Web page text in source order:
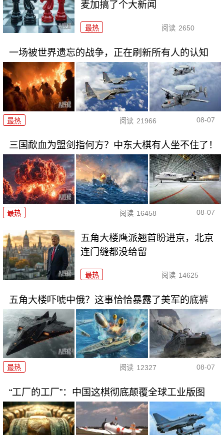
麦加搞了个大新闻
最热 阅读 2650
一场被世界遗忘的战争，正在刷新所有人的认知
最热 阅读 21966 08-07
三国歃血为盟剑指何方？中东大棋有人坐不住了！
最热 阅读 16458 08-07
五角大楼鹰派翘首盼进京，北京
连门缝都没给留
最热 阅读 14625
五角大楼吓唬中俄？这事恰恰暴露了美军的底裤
最热 阅读 12327 08-07
“工厂的工厂”：中国这棋彻底颠覆全球工业版图